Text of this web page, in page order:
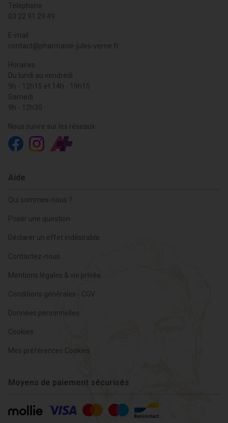
Téléphone
03 22 91 29 49
E-mail
contact@pharmacie-jules-verne.fr
Horaires
Du lundi au vendredi
9h - 12h15 et 14h - 19h15
Samedi
9h - 12h30
Nous suivre sur les réseaux
Aide
Qui sommes-nous ?
Poser une question
Déclarer un effet indésirable
Contactez-nous
Mentions légales & vie privée
Conditions générales - CGV
Données personnelles
Cookies
Mes préférences Cookies
Moyens de paiement sécurisés